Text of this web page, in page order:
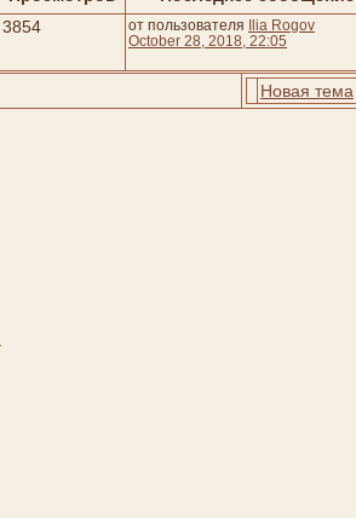
3854 от пользователя Ilia Rogov
October 28, 2018, 22:05
Новая тема